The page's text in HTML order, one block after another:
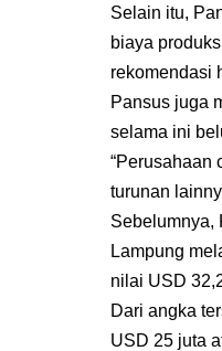
Selain itu,
biaya
rekomendasi
Pansus juga
selama ini
“Perusahaan
turunan
Sebelumnya,
Lampung
nilai USD
Dari angka
USD 25 juta